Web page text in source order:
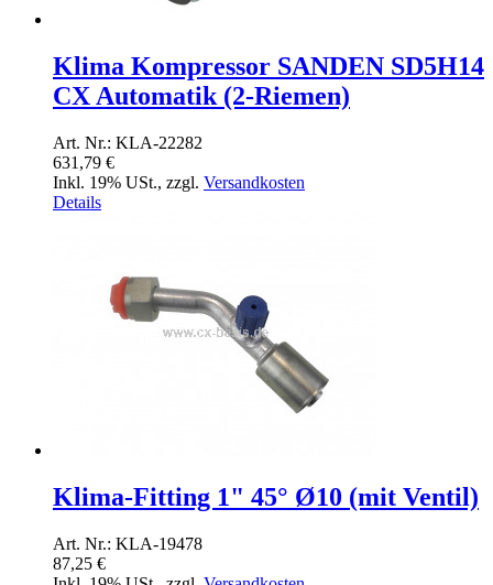
Klima Kompressor SANDEN SD5H14
CX Automatik (2-Riemen)
Art. Nr.: KLA-22282
631,79 €
Inkl. 19% USt., zzgl. Versandkosten
Details
Klima-Fitting 1" 45° Ø10 (mit Ventil)
Art. Nr.: KLA-19478
87,25 €